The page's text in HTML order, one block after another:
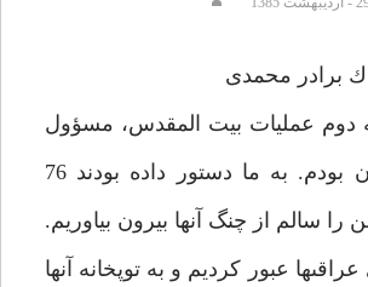
برادر محمدى‏
دوم عمليات بيت المقدس، مسؤول
امداد و درمان بودم. به ما دستور داده بودند 76
عبور كرديم و به توپخانه آنها